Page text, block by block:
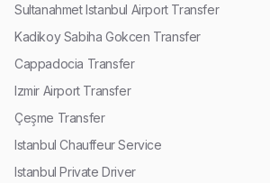
Sultanahmet Istanbul Airport Transfer
Kadikoy Sabiha Gokcen Transfer
Cappadocia Transfer
Izmir Airport Transfer
Çeşme Transfer
Istanbul Chauffeur Service
Istanbul Private Driver